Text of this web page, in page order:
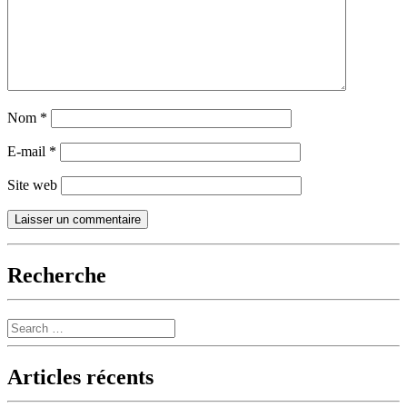
Nom *
E-mail *
Site web
Recherche
Search
Articles récents